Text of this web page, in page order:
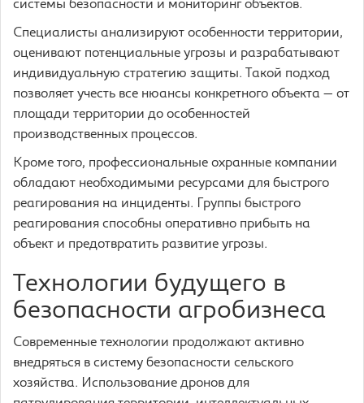
системы безопасности и мониторинг объектов.
Специалисты анализируют особенности территории,
оценивают потенциальные угрозы и разрабатывают
индивидуальную стратегию защиты. Такой подход
позволяет учесть все нюансы конкретного объекта — от
площади территории до особенностей
производственных процессов.
Кроме того, профессиональные охранные компании
обладают необходимыми ресурсами для быстрого
реагирования на инциденты. Группы быстрого
реагирования способны оперативно прибыть на
объект и предотвратить развитие угрозы.
Технологии будущего в
безопасности агробизнеса
Современные технологии продолжают активно
внедряться в систему безопасности сельского
хозяйства. Использование дронов для